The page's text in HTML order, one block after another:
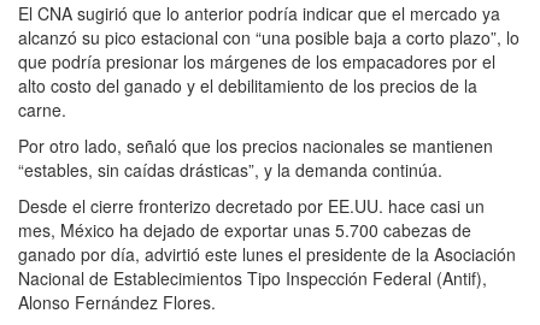
El CNA sugirió que lo anterior podría indicar que el mercado ya
alcanzó su pico estacional con “una posible baja a corto plazo”, lo
que podría presionar los márgenes de los empacadores por el
alto costo del ganado y el debilitamiento de los precios de la
carne.
Por otro lado, señaló que los precios nacionales se mantienen
“estables, sin caídas drásticas”, y la demanda continúa.
Desde el cierre fronterizo decretado por EE.UU. hace casi un
mes, México ha dejado de exportar unas 5.700 cabezas de
ganado por día, advirtió este lunes el presidente de la Asociación
Nacional de Establecimientos Tipo Inspección Federal (Antif),
Alonso Fernández Flores.